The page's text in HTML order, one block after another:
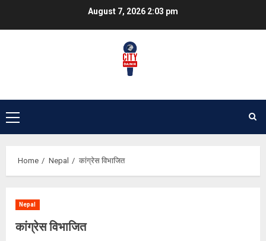
August 7, 2026 2:03 pm
Primary
Menu
Home Nepal कांग्रेस विभाजित
Nepal
कांग्रेस विभाजित